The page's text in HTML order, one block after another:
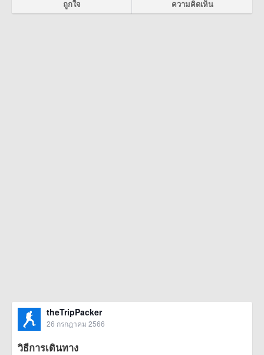
ถูกใจ ความคิดเห็น
theTripPacker
26 กรกฎาคม 2566
วิธีการเดินทาง